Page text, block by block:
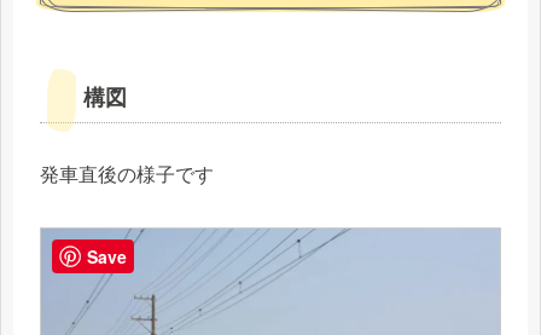
構図
発車直後の様子です
Save